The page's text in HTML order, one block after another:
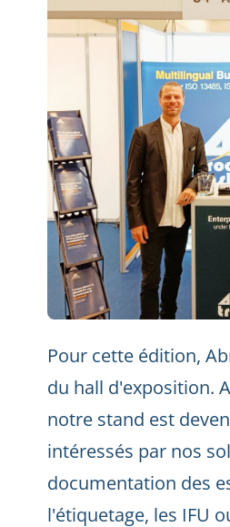
Pour cette édition,
du hall d'exposition.
notre stand est
intéressés par nos
documentation des
l'étiquetage, les IFU